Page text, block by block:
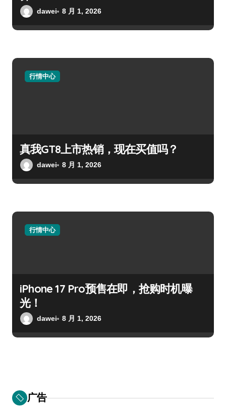
dawei 8 月 1, 2026
行情中心
真我GT8上市热销，现在买值吗？
dawei 8 月 1, 2026
行情中心
iPhone 17 Pro预售在即，抢购时机曝
光！
dawei 8 月 1, 2026
广告